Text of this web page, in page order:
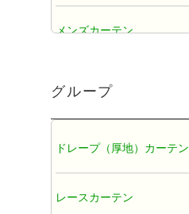
メンズカーテン
グループ
ドレープ（厚地）カーテン
レースカーテン